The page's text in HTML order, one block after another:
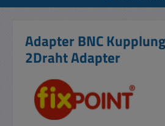
Adapter BNC
2Draht Adapter